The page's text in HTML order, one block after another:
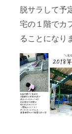
脱サラして予
宅の１階でカ
ることになり